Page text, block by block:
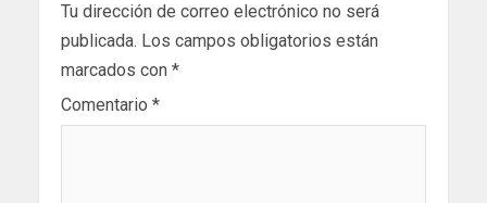
Tu dirección de correo electrónico no será
publicada. Los campos obligatorios están
marcados con *
Comentario *